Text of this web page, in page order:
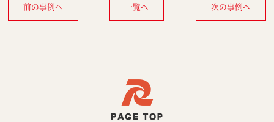
前の事例へ 一覧へ 次の事例へ